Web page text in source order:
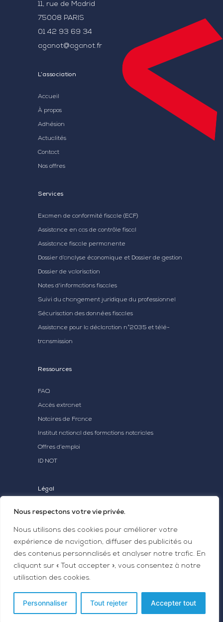
Nous respectons votre vie privée.
Nous utilisons des cookies pour améliorer votre
expérience de navigation, diffuser des publicités ou
des contenus personnalisés et analyser notre trafic. En
cliquant sur « Tout accepter », vous consentez à notre
utilisation des cookies.
Personnaliser Tout rejeter Accepter tout
11, rue de Madrid
75008 PARIS
01 42 93 69 34
aganot@aganot.fr
L’association
Accueil
À propos
Adhésion
Actualités
Contact
Nos offres
Services
Examen de conformité fiscale (ECF)
Assistance en cas de contrôle fiscal
Assistance fiscale permanente
Dossier d’analyse économique et Dossier de gestion
Dossier de valorisation
Notes d'informations fiscales
Suivi du changement juridique du professionnel
Sécurisation des données fiscales
Assistance pour la déclaration n°2035 et télé-
transmission
Ressources
FAQ
Accès extranet
Notaires de France
Institut national des formations notariales
Offres d’emploi
ID NOT
Légal
Mentions légales
par
| Glossaire